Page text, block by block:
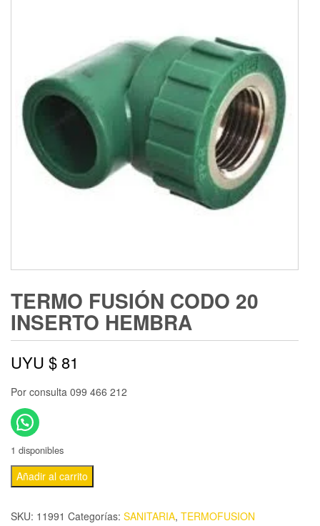
TERMO FUSIÓN CODO 20
INSERTO HEMBRA
UYU $81
Por consulta 099 466 212
1 disponibles
Añadir al carrito
SKU: 11991 Categorías: SANITARIA, TERMOFUSION